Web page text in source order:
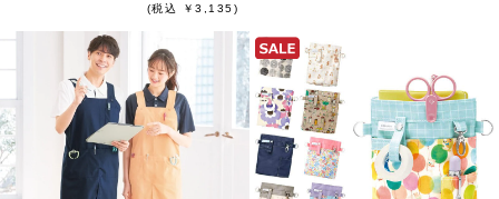
(税込 ￥3,135)